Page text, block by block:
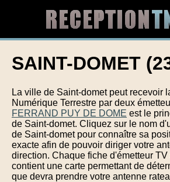
SAINT-DOMET
La ville de Saint-domet peut recevoir
Numérique Terrestre par deux
FERRAND PUY DE DOME est le
de Saint-domet. Cliquez sur le nom
de Saint-domet pour connaître sa
exacte afin de pouvoir diriger votre
direction. Chaque fiche d'émetteur
contient une carte permettant de
que devra prendre votre antenne